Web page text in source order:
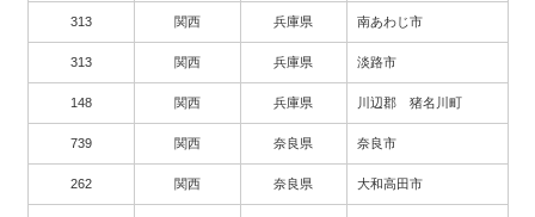
313 関西 兵庫県 南あわじ市
313 関西 兵庫県 淡路市
148 関西 兵庫県 川辺郡 猪名川町
739 関西 奈良県 奈良市
262 関西 奈良県 大和高田市